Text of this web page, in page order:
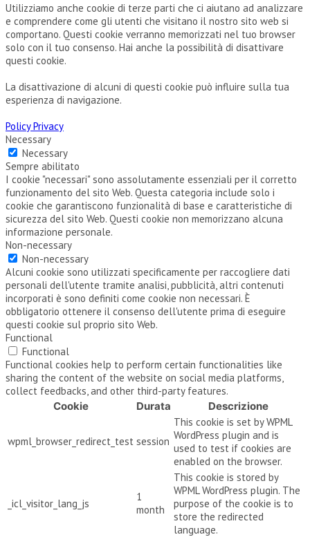
Utilizziamo anche cookie di terze parti che ci aiutano ad analizzare
e comprendere come gli utenti che visitano il nostro sito web si
comportano. Questi cookie verranno memorizzati nel tuo browser
solo con il tuo consenso. Hai anche la possibilità di disattivare
questi cookie.
La disattivazione di alcuni di questi cookie può influire sulla tua
esperienza di navigazione.
Policy Privacy
Necessary
Necessary
Sempre abilitato
I cookie "necessari" sono assolutamente essenziali per il corretto
funzionamento del sito Web. Questa categoria include solo i
cookie che garantiscono funzionalità di base e caratteristiche di
sicurezza del sito Web. Questi cookie non memorizzano alcuna
informazione personale.
Non-necessary
Non-necessary
Alcuni cookie sono utilizzati specificamente per raccogliere dati
personali dell'utente tramite analisi, pubblicità, altri contenuti
incorporati è sono definiti come cookie non necessari. È
obbligatorio ottenere il consenso dell'utente prima di eseguire
questi cookie sul proprio sito Web.
Functional
Functional
Functional cookies help to perform certain functionalities like
sharing the content of the website on social media platforms,
collect feedbacks, and other third-party features.
Cookie
Durata Descrizione
wpml_browser_redirect_test session
This cookie is set by WPML
WordPress plugin and is
used to test if cookies are
enabled on the browser.
_icl_visitor_lang_js
1
month
This cookie is stored by
WPML WordPress plugin. The
purpose of the cookie is to
store the redirected
language.